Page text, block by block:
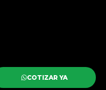
COTIZAR YA